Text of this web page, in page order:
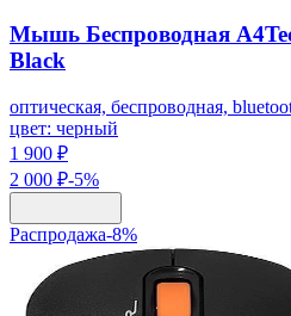
Мышь Беспроводная
Black
оптическая, беспроводная,
цвет: черный
1 900 ₽
2 000 ₽-5%
Распродажа-8%